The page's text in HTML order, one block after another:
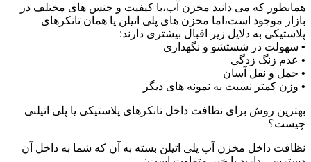
همانطور که می دانید مخزن آب،با کیفیت و جنس های مختلف در
بازار موجود است،اما مخزن های پلی اتیلن یا همان تانکرهای
پلاستیکی به دلایل زیر اقبال بیشتری دارند:
• سهولت در شستشو و نگهداری
• عدم زنگ زدگی
• حمل و نقل آسان
• وزن کمتر نسبت به نمونه های دیگر
بهترین روش برای نظافت داخل تانکرهای پلاستیکی یا پلی اتیلنی
چیست؟
نظافت داخل مخزن آب پلی اتیلن بسته به آن که شما به داخل آن